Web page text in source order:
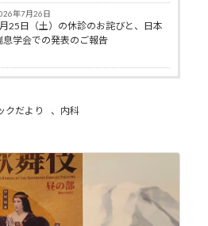
年7月26日
25日（土）の休診のお詫びと、日本
息学会での発表のご報告
クだより 、 内科